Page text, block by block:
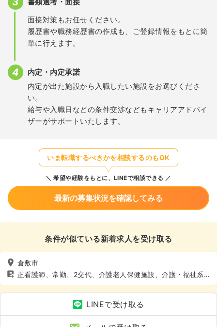
書類選考・面接
面接対策もお任せください。
履歴書や職務経歴書の作成も、ご登録情報をもとに簡
単に行えます。
内定・内定承諾
内定が出た施設から入職したい施設をお選びくださ
い。
給与や入職日などの条件交渉などもキャリアアドバイ
ザーがサポートいたします。
いま転職するべきかを相談するのもOK
希望や経験をもとに、LINEで相談できる
最新の募集状況を確認してみる
条件が似ている新着求人を受け取る
倉敷市
正看護師、常勤、2交代、介護老人保健施設、介護・福祉系、
4週8休以上
LINEで受け取る